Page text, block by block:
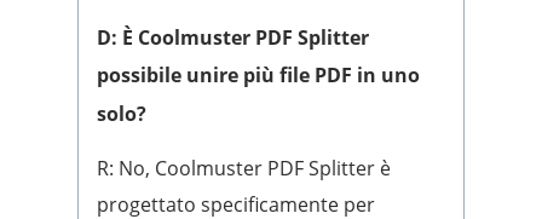
D: È Coolmuster PDF Splitter
possibile unire più file PDF in uno
solo?
R: No, Coolmuster PDF Splitter è
progettato specificamente per